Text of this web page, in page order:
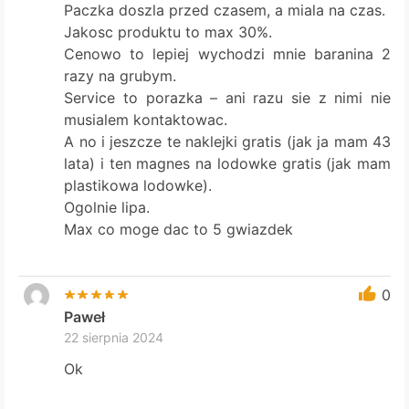
Paczka doszla przed czasem, a miala na czas.
Jakosc produktu to max 30%.
Cenowo to lepiej wychodzi mnie baranina 2
razy na grubym.
Service to porazka – ani razu sie z nimi nie
musialem kontaktowac.
A no i jeszcze te naklejki gratis (jak ja mam 43
lata) i ten magnes na lodowke gratis (jak mam
plastikowa lodowke).
Ogolnie lipa.
Max co moge dac to 5 gwiazdek
0
Paweł
22 sierpnia 2024
Ok